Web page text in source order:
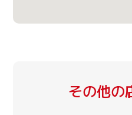
その他の